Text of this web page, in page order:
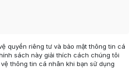
quyền riêng tư và bảo mật thông tin cá
sách này giải thích cách chúng tôi
thông tin cá nhân khi bạn sử dụng